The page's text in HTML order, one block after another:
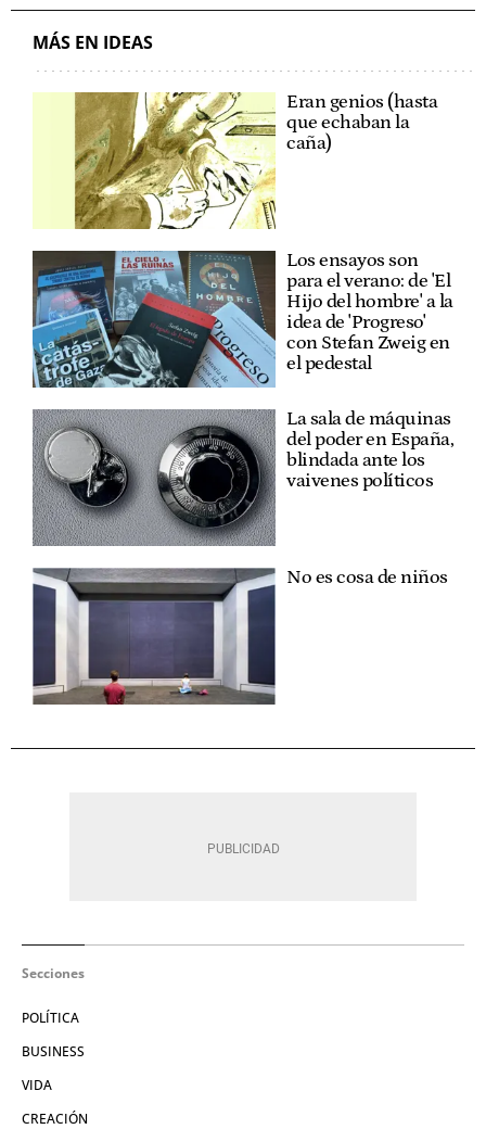
MÁS EN IDEAS
Eran genios (hasta
que echaban la
caña)
Los ensayos son
para el verano: de 'El
Hijo del hombre' a la
idea de 'Progreso'
con Stefan Zweig en
el pedestal
La sala de máquinas
del poder en España,
blindada ante los
vaivenes políticos
No es cosa de niños
Secciones
POLÍTICA
BUSINESS
VIDA
CREACIÓN